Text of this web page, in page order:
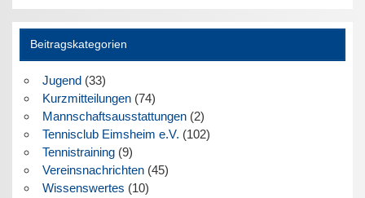
Beitragskategorien
Jugend(33)
Kurzmitteilungen(74)
Mannschaftsausstattungen(2)
Tennisclub Eimsheim e.V. (102)
Tennistraining(9)
Vereinsnachrichten(45)
Wissenswertes (10)